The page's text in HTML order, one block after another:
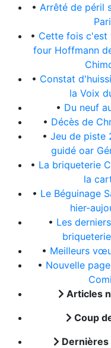
• Arrêté de péril
• Cette fois c'est
four Hoffmann
• Constat
la Voix
• Du neuf
• Décès de
• Jeu de piste
guidé oar
• La briqueterie
la
• Le Béguinage
hier-
• Les
• Meilleurs
• Nouvelle
Articles
Coup